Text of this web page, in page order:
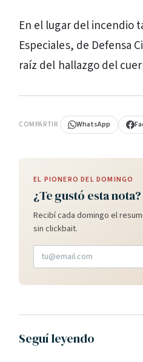
En el lugar del incendio
Especiales, de Defensa
raíz del hallazgo del
COMPARTIR WhatsApp
EL PIONERO DEL DOMINGO
¿Te gustó esta nota?
Recibí cada domingo el
sin clickbait.
Seguí leyendo